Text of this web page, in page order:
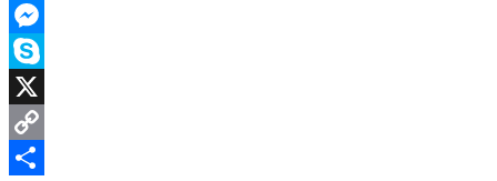
LinkedIn
Messenger
Skype
X
Copy